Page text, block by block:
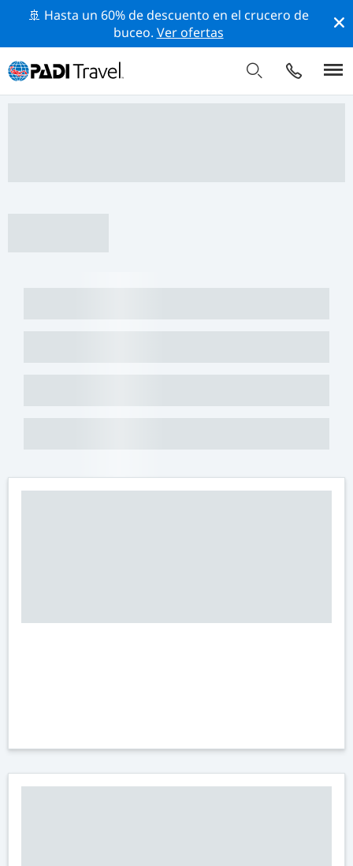
🚢 Hasta un 60% de descuento en el crucero de
buceo. Ver ofertas